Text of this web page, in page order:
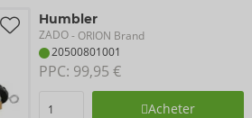
Humbler
ZADO- ORION Brand
20500801001
PPC: 99,95 €
Acheter